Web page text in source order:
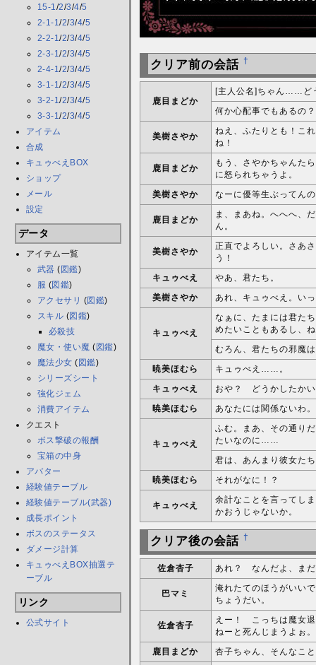
15-1 /2/3/4/5
2-1-1/2/3/4/5
2-2-1/2/3/4/5
2-3-1/2/3/4/5
2-4-1/2/3/4/5
3-1-1/2/3/4/5
3-2-1/2/3/4/5
3-3-1/2/3/4/5
アイテム
合成
キュゥべえBOX
ショップ
メール
設定
データ
アイテム一覧
武器 (図鑑)
服 (図鑑)
アクセサリ (図鑑)
スキル (図鑑)
必殺技
魔女・使い魔 (図鑑)
魔法少女 (図鑑)
シリーズシート
強化ジェム
消費アイテム
クエスト
ボス撃破の報酬
宝箱の中身
アバター
経験値テーブル
経験値テーブル(武器)
成長ポイント
ボスのステータス
ダメージ計算
キュゥべえBOX抽選テ
ーブル
リンク
公式サイト
クリア前の会話 †
鹿目まどか
[主人公名]ちゃん……ど
何か心配事でもあるの
美樹さやか
ねえ、ふたりとも！こ
ね！
鹿目まどか
もう、さやかちゃんた
に怒られちゃうよ。
美樹さやか
なーに優等生ぶってん
鹿目まどか
ま、まあね。へへへ、
ん。
美樹さやか
正直でよろしい。さあ
う！
キュゥべえ
やあ、君たち。
美樹さやか
あれ、キュゥべえ。い
キュゥべえ
なぁに、たまには君た
めたいこともあるし、ね
むろん、君たちの邪魔
暁美ほむら
キュゥべえ……。
キュゥべえ
おや？ どうかしたかい
暁美ほむら
あなたには関係ないわ。
キュゥべえ
ふむ。まあ、その通り
たいなのに……
君は、あんまり彼女た
暁美ほむら
それがなに！？
キュゥべえ
余計なことを言ってし
かおうじゃないか。
クリア後の会話 †
佐倉杏子 あれ？ なんだよ、まだ
巴マミ
淹れたてのほうがいい
ちょうだい。
佐倉杏子
えー！ こっちは魔女退
ねーと死んじまうよぉ。
鹿目まどか
杏子ちゃん、そんなこ